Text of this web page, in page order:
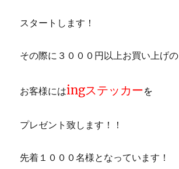
スタートします！
その際に３０００円以上お買い上げの
お客様にはingステッカーを
プレゼント致します！！
先着１０００名様となっています！